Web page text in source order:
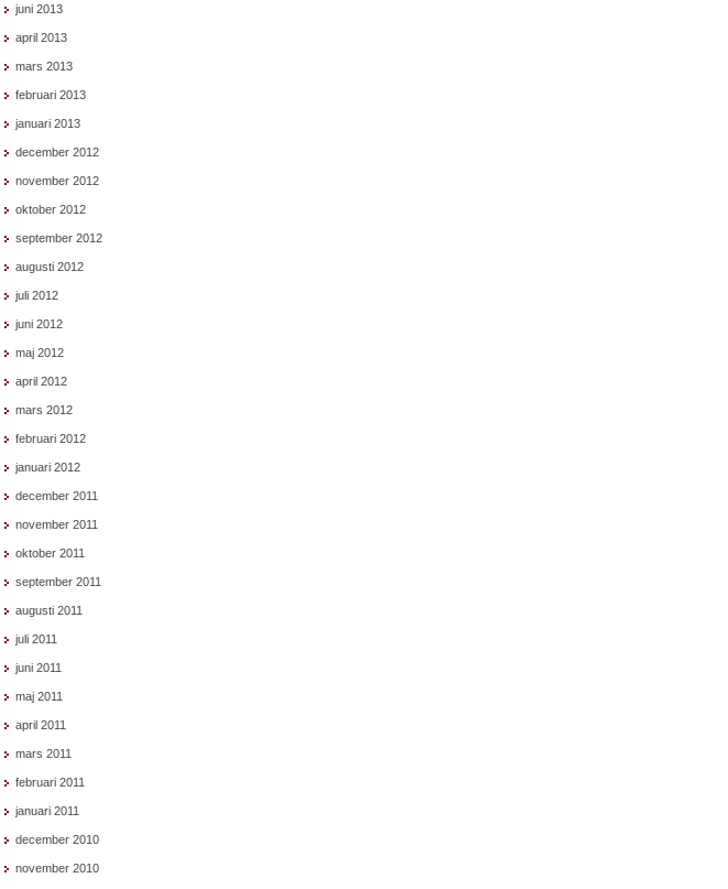
juni 2013
april 2013
mars 2013
februari 2013
januari 2013
december 2012
november 2012
oktober 2012
september 2012
augusti 2012
juli 2012
juni 2012
maj 2012
april 2012
mars 2012
februari 2012
januari 2012
december 2011
november 2011
oktober 2011
september 2011
augusti 2011
juli 2011
juni 2011
maj 2011
april 2011
mars 2011
februari 2011
januari 2011
december 2010
november 2010